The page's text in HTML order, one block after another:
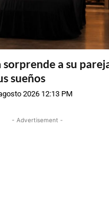
sorprende a su
sueños
2026 12:13 PM
- Advertisement -